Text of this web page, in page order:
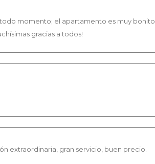
momento; el apartamento es muy bonito,
gracias a todos!
extraordinaria, gran servicio, buen precio.